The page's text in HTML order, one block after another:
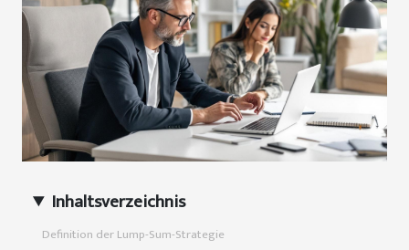
Inhaltsverzeichnis
Definition der Lump-Sum-Strategie